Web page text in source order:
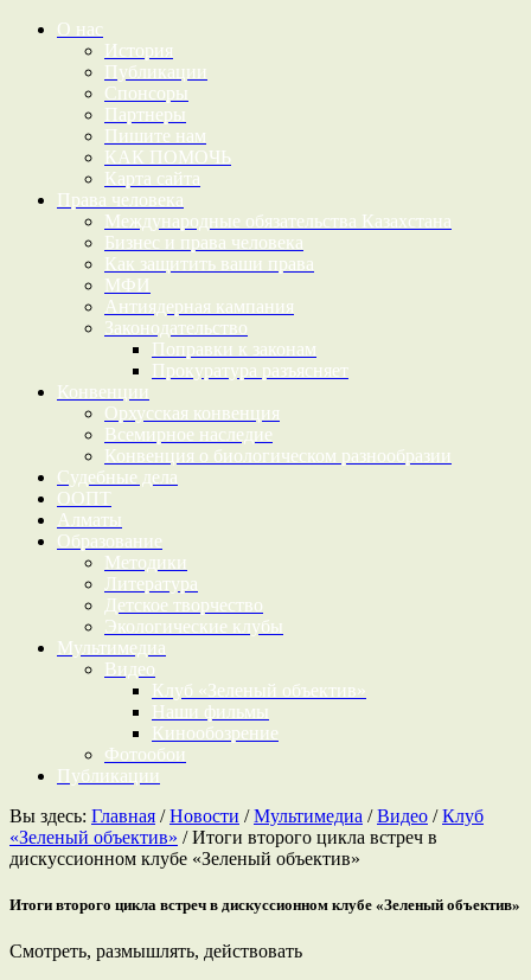
О нас
История
Публикации
Спонсоры
Партнеры
Пишите нам
КАК ПОМОЧЬ
Карта сайта
Права человека
Международные обязательства Казахстана
Бизнес и права человека
Как защитить ваши права
МФИ
Антиядерная кампания
Законодательство
Поправки к законам
Прокуратура разъясняет
Конвенции
Орхусская конвенция
Всемирное наследие
Конвенция о биологическом разнообразии
Судебные дела
ООПТ
Алматы
Образование
Методики
Литература
Детское творчество
Экологические клубы
Мультимедиа
Видео
Клуб «Зеленый объектив»
Наши фильмы
Кинообозрение
Фотообои
Публикации
Вы здесь: Главная /Новости /Мультимедиа /Видео /Клуб
«Зеленый объектив» /Итоги второго цикла встреч в
дискуссионном клубе «Зеленый объектив»
Итоги второго цикла встреч в дискуссионном клубе «Зеленый объектив»
Смотреть, размышлять, действовать